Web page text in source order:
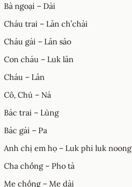
Bà ngoại – Dài
Cháu trai – Lản ch’chài
Cháu gái – Lản sảo
Con cháu – Luk lản
Cháu – Lản
Cô, Chú – Ná
Bác trai – Lùng
Bác gái – Pa
Anh chị em họ – Luk phi luk noong
Cha chồng – Pho tà
Mẹ chồng – Me dài